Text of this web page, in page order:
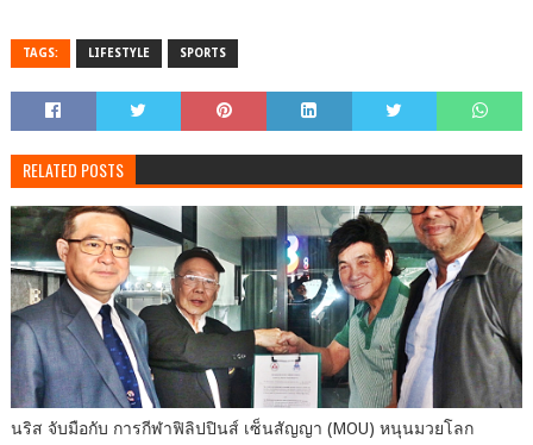
TAGS: LIFESTYLE SPORTS
RELATED POSTS
นริส จับมือกับ การกีฬาฟิลิปปินส์ เซ็นสัญญา (MOU) หนุนมวยโลก